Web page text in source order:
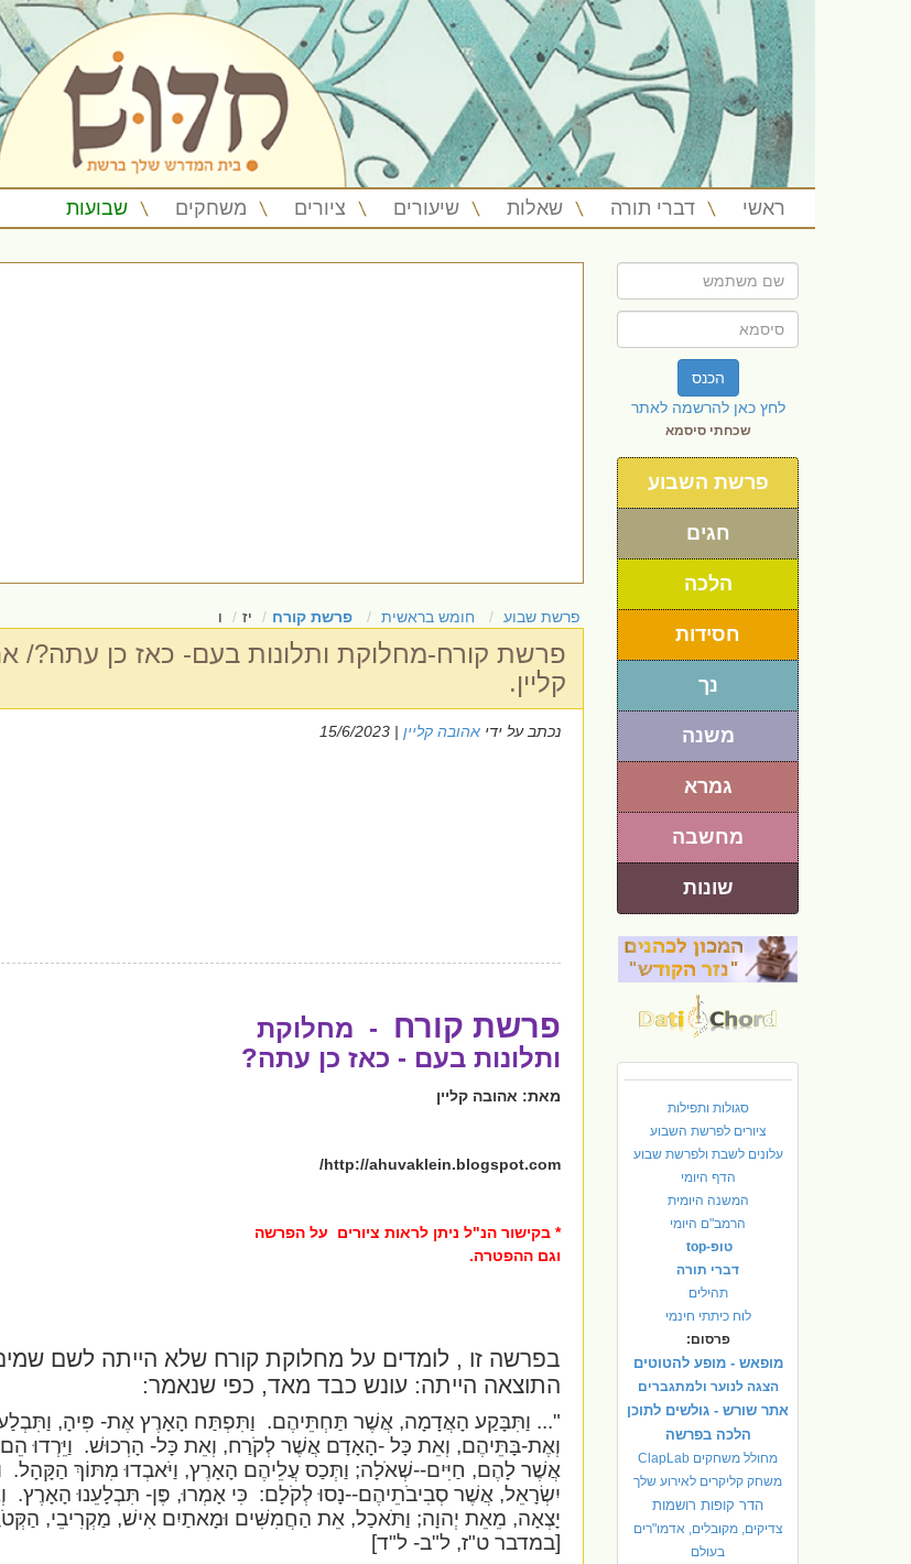
ראשי דברי תורה שאלות שיעורים ציורים משחקים שבועות
הכנס
לחץ כאן להרשמה לאתר
שכחתי סיסמא
פרשת השבוע
חגים
הלכה
חסידות
נך
משנה
גמרא
מחשבה
שונות
סגולות ותפילות
ציורים לפרשת השבוע
עלונים לשבת ולפרשת שבוע
הדף היומי
המשנה היומית
הרמב"ם היומי
טופ-top
דברי תורה
תהילים
לוח כיתתי חינמי
פרסום:
מופאש - מופע להטוטים
הצגה לנוער ולמתגברים
אתר שורש - גולשים לתוכן
הלכה בפרשה
מחולל משחקים ClapLab
משחק קליקרים לאירוע שלך
הדר קופות רושמות
צדיקים, מקובלים, אדמו"רים
בעולם
פרשת שבוע חומש בראשית פרשת קורח יז ו
פרשת קורח-מחלוקת ותלונות בעם- כאז כן עתה?/
קליין.
נכתב על ידי אהובה קליין | 15/6/2023
פרשת קורח - מחלוקת
ותלונות בעם - כאז כן עתה?
מאת: אהובה קליין
http://ahuvaklein.blogspot.com/
* בקישור הנ"ל ניתן לראות ציורים על הפרשה
וגם ההפטרה.
בפרשה זו , לומדים על מחלוקת קורח שלא הייתה לשם
התוצאה הייתה: עונש כבד מאד, כפי שנאמר:
"... וַתִּבָּקַע הָאֲדָמָה, אֲשֶׁר תַּחְתֵּיהֶם. וַתִּפְתַּח הָאָרֶץ אֶת- פִּיהָ,
וְאֶת-בָּתֵּיהֶם, וְאֵת כָּל -הָאָדָם אֲשֶׁר לְקֹרַח, וְאֵת כָּל- הָרְכוּשׁ. וַיֵּרְדוּ
אֲשֶׁר לָהֶם, חַיִּים--שְׁאֹלָה; וַתְּכַס עֲלֵיהֶם הָאָרֶץ, וַיֹּאבְדוּ מִתּוֹךְ הַקָּהָל.
יִשְׂרָאֵל, אֲשֶׁר סְבִיבֹתֵיהֶם--נָסוּ לְקֹלָם: כִּי אָמְרוּ, פֶּן- תִּבְלָעֵנוּ הָאָרֶץ.
יָצְאָה, מֵאֵת יְהוָה; וַתֹּאכַל, אֵת הַחֲמִשִּׁים וּמָאתַיִם אִישׁ, מַקְרִיבֵי,
[במדבר ט"ז, ל"ב- ל"ד]